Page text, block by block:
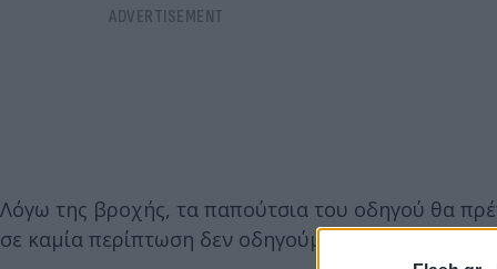
Λόγω της βροχής, τα παπούτσια του οδηγού θα
σε καμία περίπτωση δεν οδηγούμε με παντόφλες.